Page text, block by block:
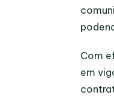
Com
em